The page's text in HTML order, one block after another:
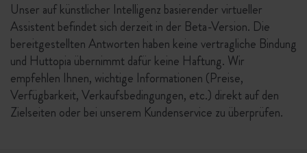
Unser auf künstlicher Intelligenz basierender virtueller
Assistent befindet sich derzeit in der Beta-Version. Die
bereitgestellten Antworten haben keine vertragliche Bindung
und Huttopia übernimmt dafür keine Haftung. Wir
empfehlen Ihnen, wichtige Informationen (Preise,
Verfügbarkeit, Verkaufsbedingungen, etc.) direkt auf den
Zielseiten oder bei unserem Kundenservice zu überprüfen.